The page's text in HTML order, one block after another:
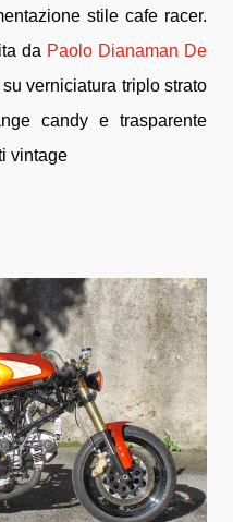
stile cafe racer.
da Paolo Dianaman De
verniciatura triplo strato
candy e trasparente
vintage